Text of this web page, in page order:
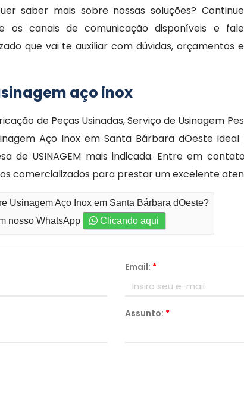
saber mais sobre nossas soluções? Continue
os canais de comunicação disponíveis e fale
que vai te auxiliar com dúvidas, orçamentos e
aço inox
de Peças Usinadas, Serviço de Usinagem
Aço Inox em Santa Bárbara dOeste
de USINAGEM mais indicada. Entre em
comercializados para prestar um excelente
Usinagem Aço Inox em Santa Bárbara dOeste?
nosso WhatsApp Clicando aqui
Email: *
Assunto: *